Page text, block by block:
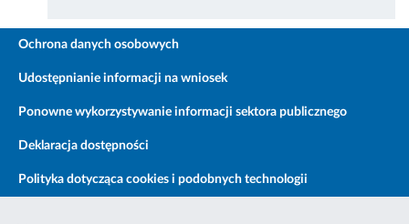
Ochrona danych osobowych
Udostępnianie informacji na wniosek
Ponowne wykorzystywanie informacji sektora publicznego
Deklaracja dostępności
Polityka dotycząca cookies i podobnych technologii